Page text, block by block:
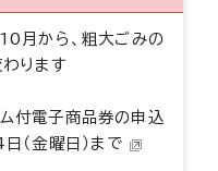
月から、粗大ごみの
ります
付電子商品券の申込
（金曜日）まで